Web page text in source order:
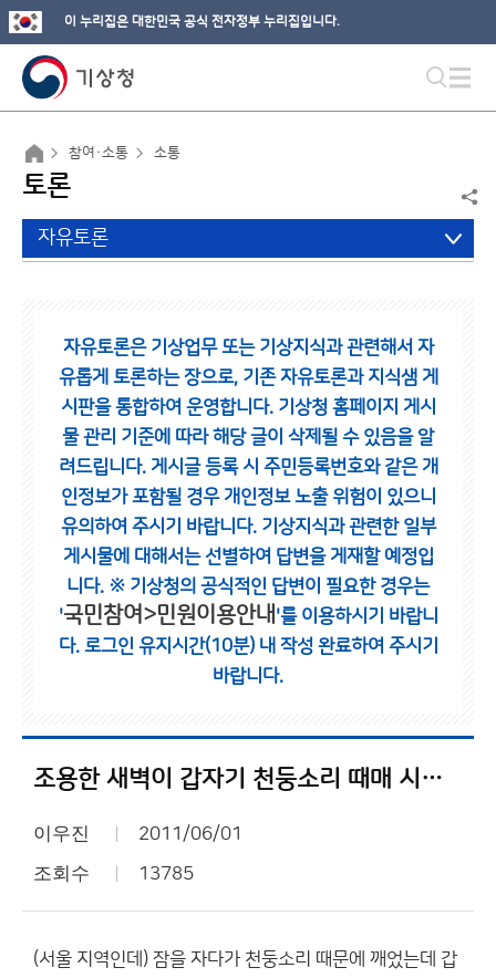
이 누리집은 대한민국 공식 전자정부 누리집입니다.
참여·소통 소통
토론
자유토론
자유토론은 기상업무 또는 기상지식과 관련해서 자
유롭게 토론하는 장으로, 기존 자유토론과 지식샘 게
시판을 통합하여 운영합니다. 기상청 홈페이지 게시
물 관리 기준에 따라 해당 글이 삭제될 수 있음을 알
려드립니다. 게시글 등록 시 주민등록번호와 같은 개
인정보가 포함될 경우 개인정보 노출 위험이 있으니
유의하여 주시기 바랍니다. 기상지식과 관련한 일부
게시물에 대해서는 선별하여 답변을 게재할 예정입
니다. ※ 기상청의 공식적인 답변이 필요한 경우는
'국민참여>민원이용안내 '를 이용하시기 바랍니
다. 로그인 유지시간(10분) 내 작성 완료하여 주시기
바랍니다.
조용한 새벽이 갑자기 천둥소리 때매 시끄러움
이우진 2011/06/01
조회수 13785
(서울 지역인데) 잠을 자다가 천둥소리 때문에 깨었는데 갑